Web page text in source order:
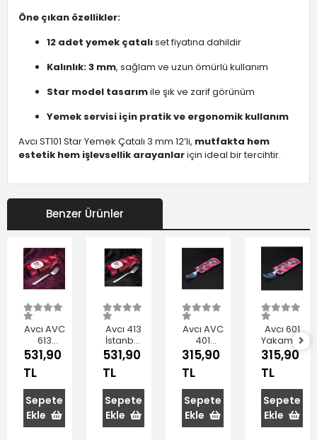
Öne çıkan özellikler:
12 adet yemek çatalıset fiyatına dahildir
Kalınlık: 3 mm, sağlam ve uzun ömürlü kullanım
Star model tasarımile şık ve zarif görünüm
Yemek servisi için pratik ve ergonomik kullanım
Avcı ST101 Star Yemek Çatalı 3 mm 12’li, mutfakta hem
estetik hem işlevsellik arayanlariçin ideal bir tercihtir.
Benzer Ürünler
Avcı AVC
613
Yakamoz
Çelik
Yemek
Çatalı
12'li
531,90
TL
Sepete
Ekle
Avcı 413
İstanbul
Yemek
Çatalı
531,90
TL
Sepete
Ekle
Avcı AVC
401
İstanbul
Yemek
Çatalı 6'lı
315,90
TL
Sepete
Ekle
Avcı 601
Yakamoz
Yemek
Çatalı 6'lı
315,90
TL
Sepete
Ekle